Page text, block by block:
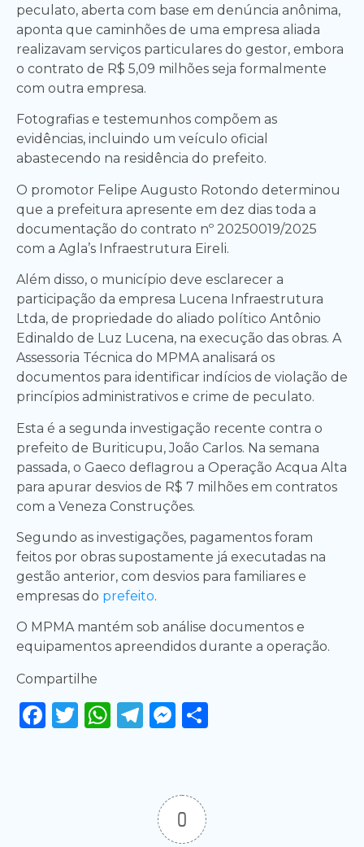
peculato, aberta com base em denúncia anônima,
aponta que caminhões de uma empresa aliada
realizavam serviços particulares do gestor, embora
o contrato de R$ 5,09 milhões seja formalmente
com outra empresa.
Fotografias e testemunhos compõem as
evidências, incluindo um veículo oficial
abastecendo na residência do prefeito.
O promotor Felipe Augusto Rotondo determinou
que a prefeitura apresente em dez dias toda a
documentação do contrato nº 20250019/2025
com a Agla’s Infraestrutura Eireli.
Além disso, o município deve esclarecer a
participação da empresa Lucena Infraestrutura
Ltda, de propriedade do aliado político Antônio
Edinaldo de Luz Lucena, na execução das obras. A
Assessoria Técnica do MPMA analisará os
documentos para identificar indícios de violação de
princípios administrativos e crime de peculato.
Esta é a segunda investigação recente contra o
prefeito de Buriticupu, João Carlos. Na semana
passada, o Gaeco deflagrou a Operação Acqua Alta
para apurar desvios de R$ 7 milhões em contratos
com a Veneza Construções.
Segundo as investigações, pagamentos foram
feitos por obras supostamente já executadas na
gestão anterior, com desvios para familiares e
empresas do prefeito.
O MPMA mantém sob análise documentos e
equipamentos apreendidos durante a operação.
Compartilhe
Facebook
Twitter
WhatsApp
Telegram
Messenger
0